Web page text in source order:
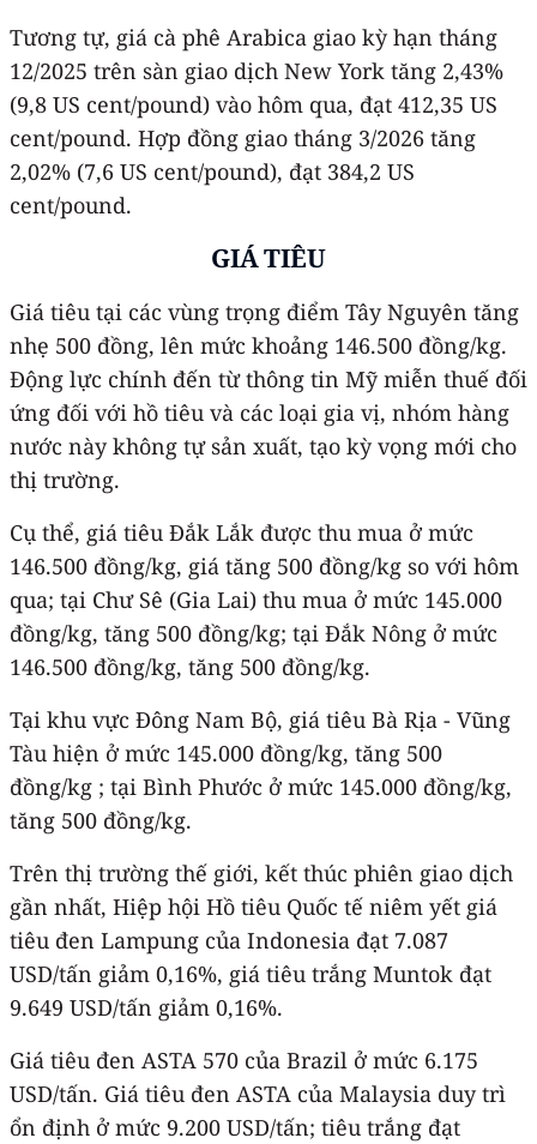
Tương tự, giá cà phê Arabica giao kỳ hạn tháng
12/2025 trên sàn giao dịch New York tăng 2,43%
(9,8 US cent/pound) vào hôm qua, đạt 412,35 US
cent/pound. Hợp đồng giao tháng 3/2026 tăng
2,02% (7,6 US cent/pound), đạt 384,2 US
cent/pound.
GIÁ TIÊU
Giá tiêu tại các vùng trọng điểm Tây Nguyên tăng
nhẹ 500 đồng, lên mức khoảng 146.500 đồng/kg.
Động lực chính đến từ thông tin Mỹ miễn thuế đối
ứng đối với hồ tiêu và các loại gia vị, nhóm hàng
nước này không tự sản xuất, tạo kỳ vọng mới cho
thị trường.
Cụ thể, giá tiêu Đắk Lắk được thu mua ở mức
146.500 đồng/kg, giá tăng 500 đồng/kg so với hôm
qua; tại Chư Sê (Gia Lai) thu mua ở mức 145.000
đồng/kg, tăng 500 đồng/kg; tại Đắk Nông ở mức
146.500 đồng/kg, tăng 500 đồng/kg.
Tại khu vực Đông Nam Bộ, giá tiêu Bà Rịa - Vũng
Tàu hiện ở mức 145.000 đồng/kg, tăng 500
đồng/kg ; tại Bình Phước ở mức 145.000 đồng/kg,
tăng 500 đồng/kg.
Trên thị trường thế giới, kết thúc phiên giao dịch
gần nhất, Hiệp hội Hồ tiêu Quốc tế niêm yết giá
tiêu đen Lampung của Indonesia đạt 7.087
USD/tấn giảm 0,16%, giá tiêu trắng Muntok đạt
9.649 USD/tấn giảm 0,16%.
Giá tiêu đen ASTA 570 của Brazil ở mức 6.175
USD/tấn. Giá tiêu đen ASTA của Malaysia duy trì
ổn định ở mức 9.200 USD/tấn; tiêu trắng đạt